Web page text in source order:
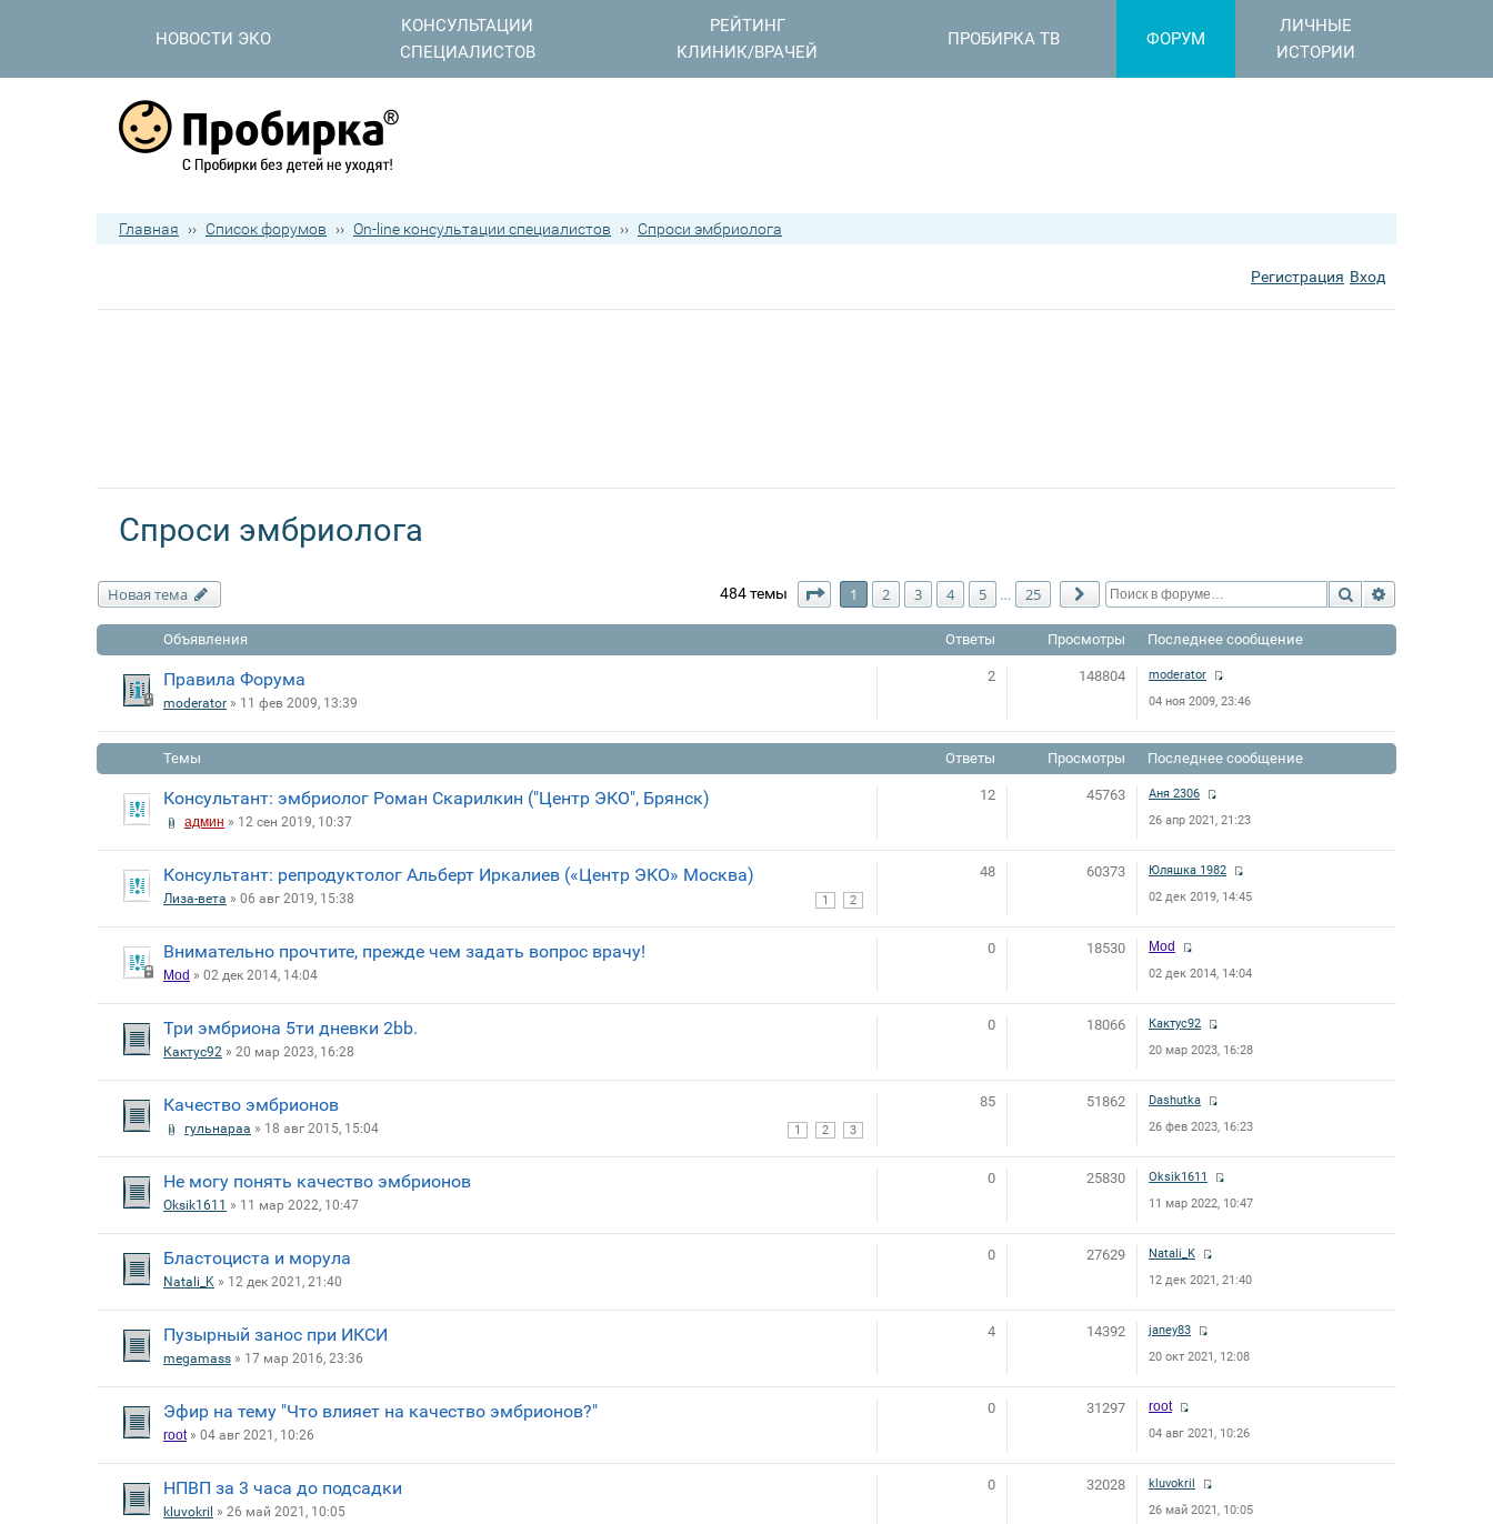
НОВОСТИ ЭКО
КОНСУЛЬТАЦИИ
СПЕЦИАЛИСТОВ
РЕЙТИНГ
КЛИНИК/ВРАЧЕЙ
ПРОБИРКА ТВ ФОРУМ
ЛИЧНЫЕ
ИСТОРИИ
Главная ›› Список форумов ›› On-line консультации специалистов ›› Спроси эмбриолога
Регистрация Вход
Спроси эмбриолога
Новая тема Поиск
484 темы Страница из
1 2 3 4 5 … 25 След.
Объявления Ответы Просмотры Последнее сообщение
Правила Форума
moderator » 11 фев 2009, 13:39
moderator
04 ноя 2009, 23:46
2 148804
Темы Ответы Просмотры Последнее сообщение
Консультант: эмбриолог Роман Скарилкин ("Центр ЭКО", Брянск)
админ » 12 сен 2019, 10:37
Аня 2306
26 апр 2021, 21:23
12 45763
Консультант: репродуктолог Альберт Иркалиев («Центр ЭКО» Москва)
Лиза-вета » 06 авг 2019, 15:38 1 2
Юляшка 1982
02 дек 2019, 14:45
48 60373
Внимательно прочтите, прежде чем задать вопрос врачу!
Mod » 02 дек 2014, 14:04
Mod
02 дек 2014, 14:04
0 18530
Три эмбриона 5ти дневки 2bb.
Кактус92 » 20 мар 2023, 16:28
Кактус92
20 мар 2023, 16:28
0 18066
Качество эмбрионов
гульнараа » 18 авг 2015, 15:04 1 2 3
Dashutka
26 фев 2023, 16:23
85 51862
Не могу понять качество эмбрионов
Oksik1611 » 11 мар 2022, 10:47
Oksik1611
11 мар 2022, 10:47
0 25830
Бластоциста и морула
Natali_K » 12 дек 2021, 21:40
Natali_K
12 дек 2021, 21:40
0 27629
Пузырный занос при ИКСИ
megamass » 17 мар 2016, 23:36
janey83
20 окт 2021, 12:08
4 14392
Эфир на тему "Что влияет на качество эмбрионов?"
root» 04 авг 2021, 10:26
root
04 авг 2021, 10:26
0 31297
НПВП за 3 часа до подсадки
kluvokril » 26 май 2021, 10:05
kluvokril
26 май 2021, 10:05
0 32028